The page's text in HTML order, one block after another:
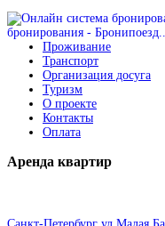
Проживание
Транспорт
Организация досуга
Туризм
О проекте
Контакты
Оплата
Аренда квартир